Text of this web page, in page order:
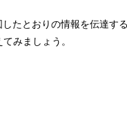
たとおりの情報を伝達
みましょう。